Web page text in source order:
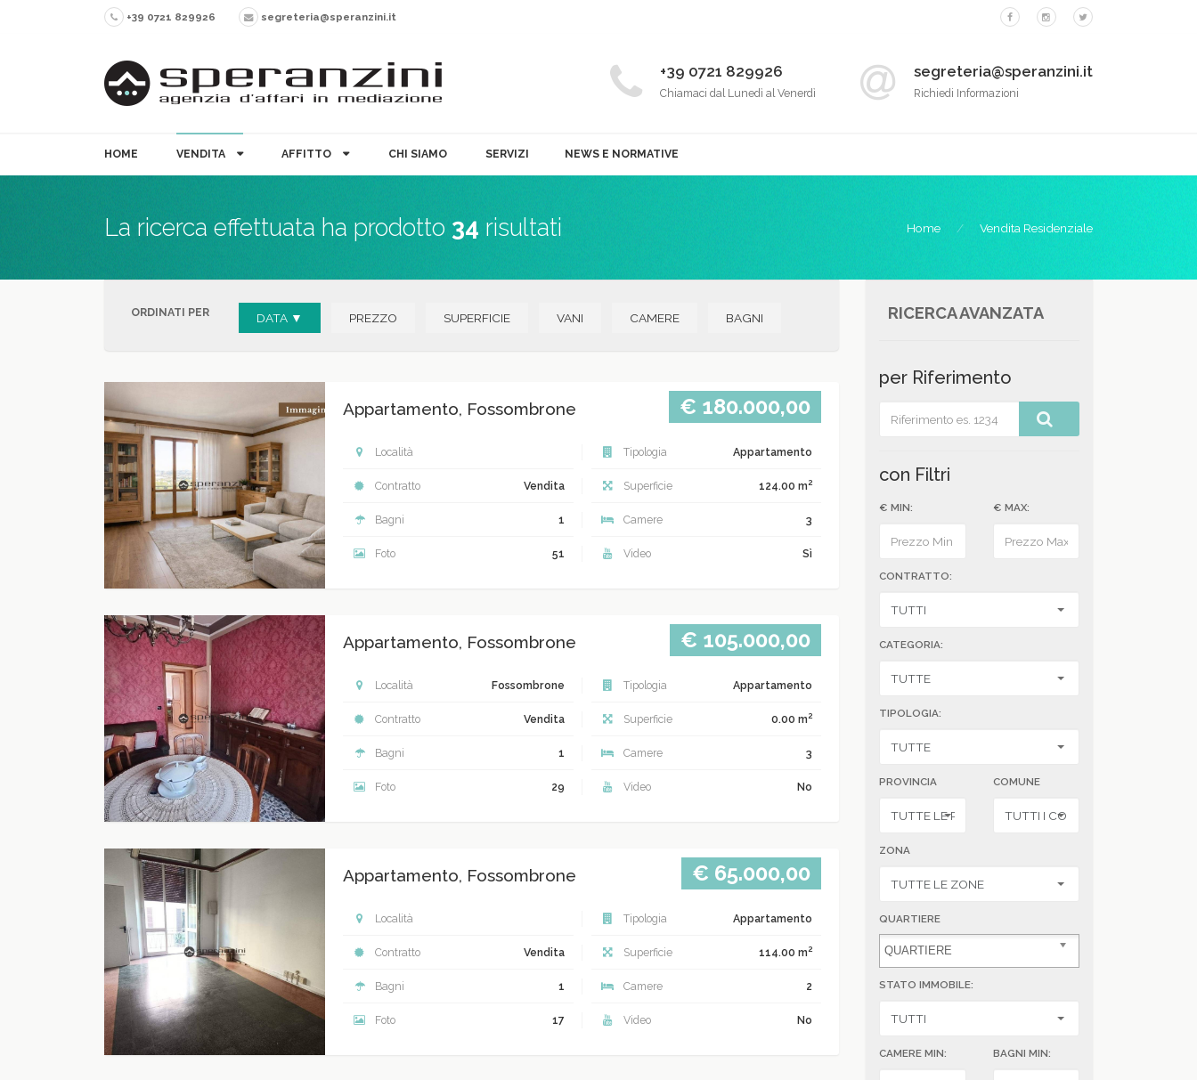
+39 0721 829926 segreteria@speranzini.it
segreteria@speranzini.it
Richiedi Informazioni
+39 0721 829926
Chiamaci dal Lunedì al Venerdì
HOME VENDITA AFFITTO CHI SIAMO SERVIZI NEWS E NORMATIVE
La ricerca effettuata ha prodotto 34 risultati Home Vendita Residenziale
ORDINATI PER DATA ▼ PREZZO SUPERFICIE VANI CAMERE BAGNI
Appartamento, Fossombrone € 180.000,00
Località Tipologia Appartamento
Contratto Vendita Superficie 124.00 m2
Bagni 1 Camere 3
Foto 51 Video Sì
Appartamento, Fossombrone € 105.000,00
Località Fossombrone Tipologia Appartamento
Contratto Vendita Superficie 0.00 m2
Bagni 1 Camere 3
Foto 29 Video No
Appartamento, Fossombrone € 65.000,00
Località Tipologia Appartamento
Contratto Vendita Superficie 114.00 m2
Bagni 1 Camere 2
Foto 17 Video No
RICERCA AVANZATA
per Riferimento
con Filtri
€ MIN: € MAX:
CONTRATTO:
CATEGORIA:
TIPOLOGIA:
PROVINCIA COMUNE
ZONA
QUARTIERE
STATO IMMOBILE:
CAMERE MIN: BAGNI MIN: